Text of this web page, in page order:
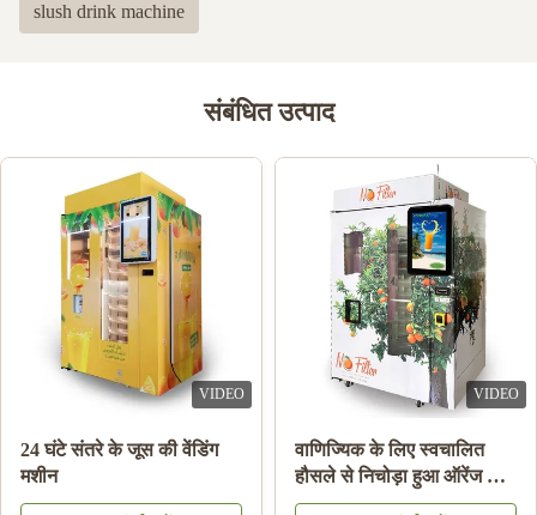
slush drink machine
संबंधित उत्पाद
VIDEO
जूस वेंडिंग
के साथ
VIDEO
24 घंटे संतरे के जूस की वेंडिंग
वाणिज्यिक के
हौसले से
वेंडिंग मशीन